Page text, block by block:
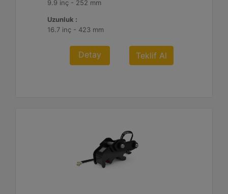
9.9 inç - 252 mm
Uzunluk :
16.7 inç - 423 mm
Detay Teklif Al